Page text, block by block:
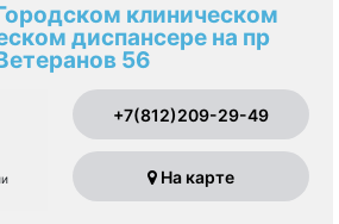
клиническом
диспансере на пр
56
+7(812)209-29-49
На карте